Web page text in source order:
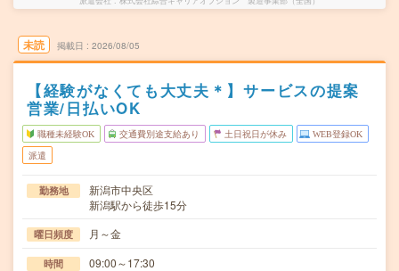
未読 掲載日 2026/08/05
【経験がなくても大丈夫＊】サービスの提案
営業/日払いOK
職種未経験OK 交通費別途支給あり 土日祝日が休み WEB登録OK
派遣
勤務地
新潟市中央区
新潟駅から徒歩15分
曜日頻度 月～金
時間 09:00～17:30